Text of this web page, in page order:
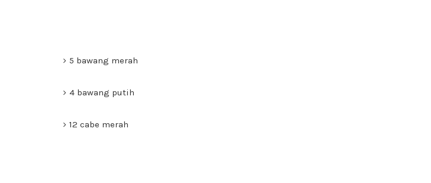
5 bawang merah
4 bawang putih
12 cabe merah